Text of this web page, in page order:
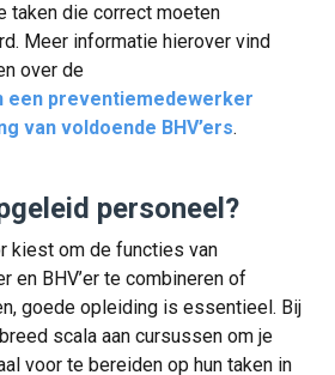
taken die correct moeten
Meer informatie hierover vind
over de
een preventiemedewerker
van voldoende BHV’ers.
personeel?
kiest om de functies van
en BHV’er te combineren of
goede opleiding is essentieel. Bij
scala aan cursussen om je
voor te bereiden op hun taken in